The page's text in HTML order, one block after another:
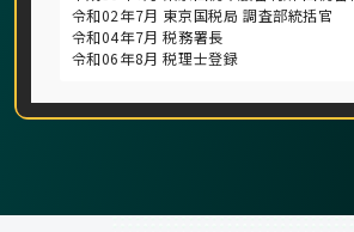
令和02年7月 東京国税局 調査部統括官
令和04年7月 税務署長
令和06年8月 税理士登録